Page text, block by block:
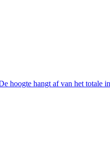
hangt af van het totale